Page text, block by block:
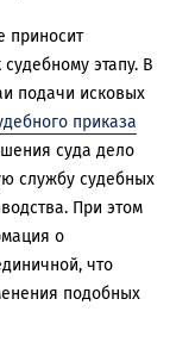
приносит
этапу. В
подачи исковых
приказа
суда дело
службу судебных
При этом
о
что
подобных